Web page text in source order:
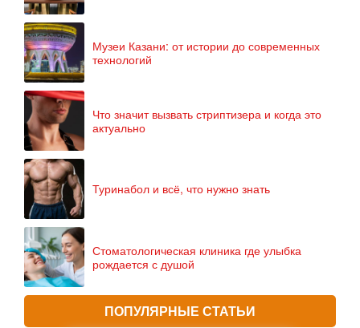
Музеи Казани: от истории до современных
технологий
Что значит вызвать стриптизера и когда это
актуально
Туринабол и всё, что нужно знать
Стоматологическая клиника где улыбка
рождается с душой
ПОПУЛЯРНЫЕ СТАТЬИ